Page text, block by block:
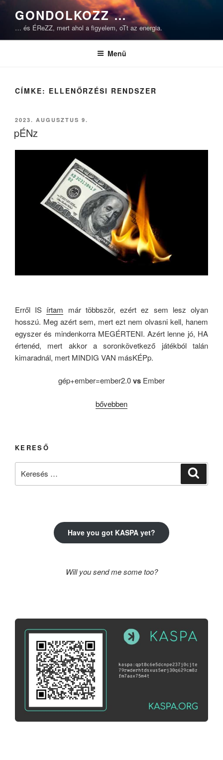
Tartalomhoz
GONDOLKOZZ …
… és ÉReZZ, mert ahol a figyelem, oTt az energia.
Menü
CÍMKE: ELLENŐRZÉSI RENDSZER
BEKÜLDVE:
2023. AUGUSZTUS 9.
pÉNz
Erről IS írtam már többször, ezért ez sem lesz olyan
hosszú. Meg azért sem, mert ezt nem olvasni kell, hanem
egyszer és mindenkorra MEGÉRTENI. Azért lenne jó, HA
értenéd, mert akkor a soronkövetkező játékból talán
kimaradnál, mert MINDIG VAN másKÉPp.
gép+ember=ember2.0vs Ember
„pÉNz”
bővebben
KERESŐ
Have you got KASPA yet?
Will you send me some too?